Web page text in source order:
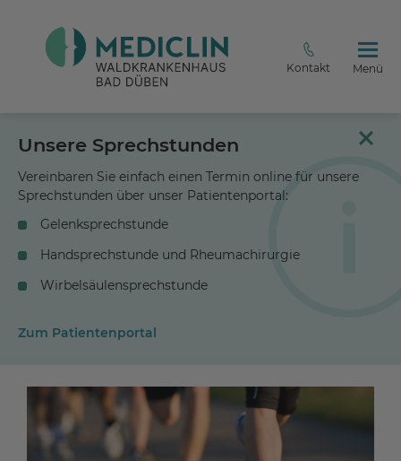
Kontakt Menü
Unsere Sprechstunden
Vereinbaren Sie einfach einen Termin online für unsere
Sprechstunden über unser Patientenportal:
Gelenksprechstunde
Handsprechstunde und Rheumachirurgie
Wirbelsäulensprechstunde
Zum Patientenportal